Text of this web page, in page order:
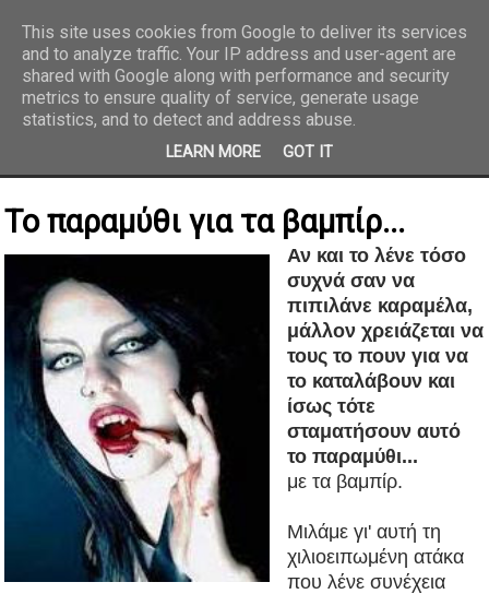
REPORTAZ NET
Το παραμύθι για τα βαμπίρ...
Αν και το λένε τόσο
συχνά σαν να
πιπιλάνε καραμέλα,
μάλλον χρειάζεται να
τους το πουν για να
το καταλάβουν και
ίσως τότε
σταματήσουν αυτό
το παραμύθι...
με τα βαμπίρ.
Μιλάμε γι' αυτή τη
χιλιοειπωμένη ατάκα
που λένε συνέχεια
This site uses cookies from Google to deliver its services
and to analyze traffic. Your IP address and user-agent are
shared with Google along with performance and security
metrics to ensure quality of service, generate usage
statistics, and to detect and address abuse.
LEARN MORE GOT IT